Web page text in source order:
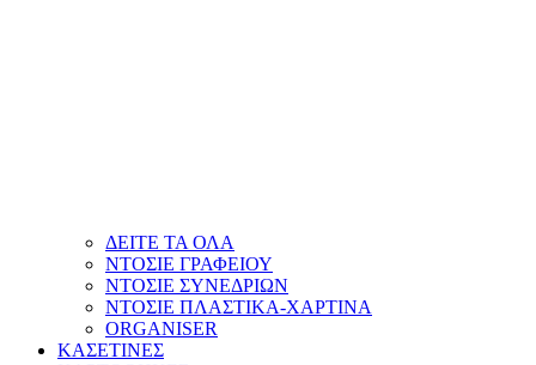
ΔΕΙΤΕ ΤΑ ΟΛΑ
ΝΤΟΣΙΕ ΓΡΑΦΕΙΟΥ
ΝΤΟΣΙΕ ΣΥΝΕΔΡΙΩΝ
ΝΤΟΣΙΕ ΠΛΑΣΤΙΚΑ-ΧΑΡΤΙΝΑ
ORGANISER
ΚΑΣΕΤΙΝΕΣ